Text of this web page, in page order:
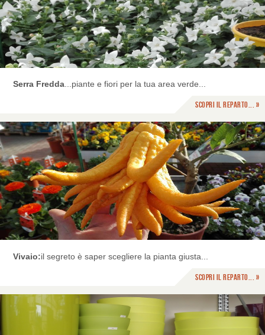
Serra Fredda...piante e fiori per la tua area verde...
Scopri il reparto... »
Vivaio:il segreto è saper scegliere la pianta giusta...
Scopri il reparto... »